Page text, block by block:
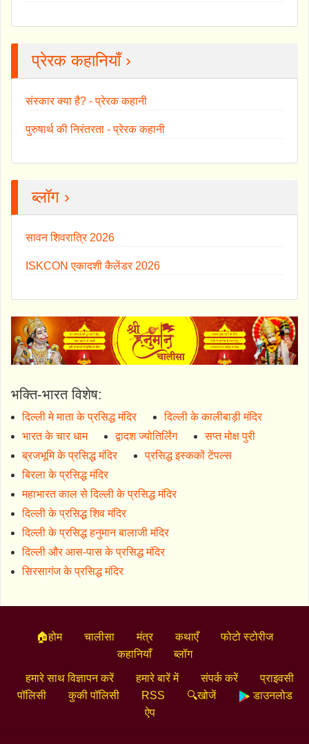
प्रेरक कहानियाँ ›
संस्कार क्या है? - प्रेरक कहानी
पुरुषार्थ की निरंतरता - प्रेरक कहानी
ब्लॉग ›
सावन शिवरात्रि 2026
ISKCON एकादशी कैलेंडर 2026
भक्ति-भारत विशेष:
दिल्ली मे माता के प्रसिद्ध मंदिर
दिल्ली के कालीबाड़ी मंदिर
भारत के चार धाम
द्वादश ज्योतिर्लिंग
सप्त मोक्ष पुरी
ब्रजभूमि के प्रसिद्ध मंदिर
प्रसिद्ध इस्ककों टेंपल्स
बिरला के प्रसिद्ध मंदिर
महाभारत काल से दिल्ली के प्रसिद्ध मंदिर
दिल्ली के प्रसिद्ध शिव मंदिर
दिल्ली के प्रसिद्ध हनुमान बालाजी मंदिर
दिल्ली और आस-पास के प्रसिद्ध मंदिर
सिरसागंज के प्रसिद्ध मंदिर
🏠होम चालीसा मंत्र कथाएँ
फोटो स्टोरीज
कहानियाँ
ब्लॉग
हमारे साथ विज्ञापन करें हमारे बारें में संपर्क करें
प्राइवसी
पॉलिसी
कुकी पॉलिसी RSS 🔍खोजें
डाउनलोड
ऐप